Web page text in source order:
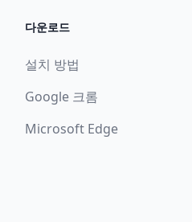
다운로드
설치 방법
Google 크롬
Microsoft Edge